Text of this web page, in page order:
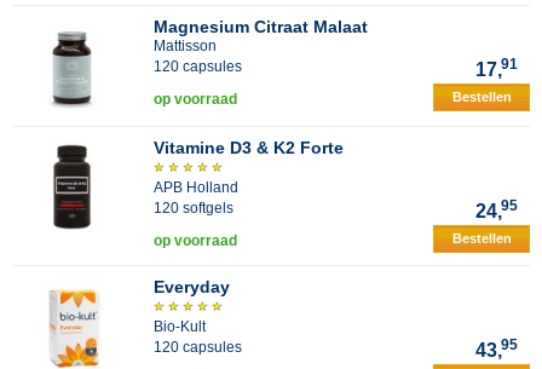
Magnesium Citraat Malaat
Mattisson
120 capsules
17,91
op voorraad Bestellen
Vitamine D3 & K2 Forte
APB Holland
120 softgels
24,95
op voorraad Bestellen
Everyday
Bio-Kult
120 capsules
43,95